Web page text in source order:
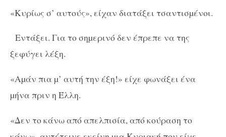
«Κυρίως σ’ αυτούς», είχαν διατάξει τσαντισµένοι.
Εντάξει. Για το σηµερινό δεν έπρεπε να της
ξεφύγει λέξη.
«Αµάν πια µ’ αυτή την έξη!» είχε φωνάξει ένα
µήνα πριν η Έλλη.
«Δεν το κάνω από απελπισία, από κούραση το